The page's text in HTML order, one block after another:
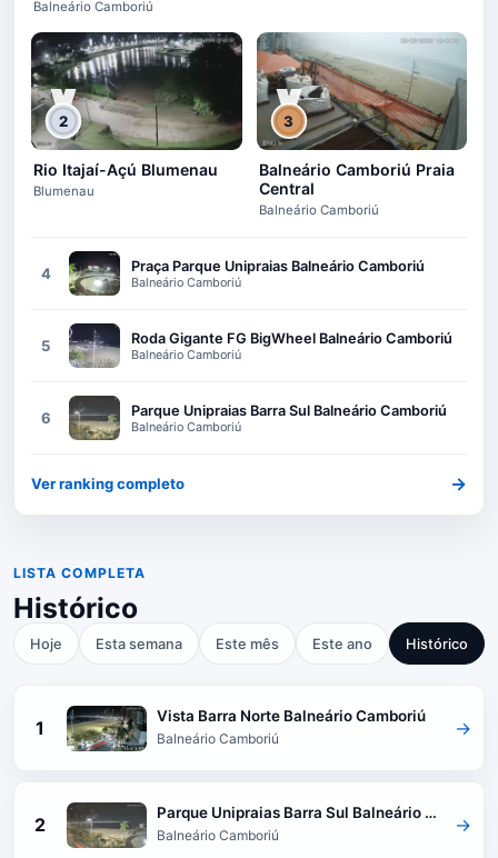
Balneário Camboriú
2
Rio Itajaí-Açú Blumenau
Blumenau
3
Balneário Camboriú Praia
Central
Balneário Camboriú
4 Praça Parque Unipraias Balneário Camboriú
Balneário Camboriú
5 Roda Gigante FG BigWheel Balneário Camboriú
Balneário Camboriú
6 Parque Unipraias Barra Sul Balneário Camboriú
Balneário Camboriú
Ver ranking completo →
LISTA COMPLETA
Histórico
Hoje Esta semana Este mês Este ano Histórico
1
Vista Barra Norte Balneário Camboriú
Balneário Camboriú →
2
Parque Unipraias Barra Sul Balneário Camboriú
Balneário Camboriú →